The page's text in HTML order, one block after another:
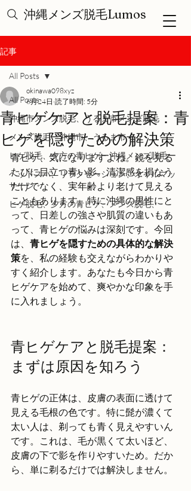
沖縄メンズ脱毛Lumos
記事
All Posts
沖縄市メンズ脱毛、うるま市メンズ脱毛
メンズ脱毛ー沖縄市、うるま市ー
ヒゲ脱毛、夕方の青ヒゲー沖縄メンズ脱毛ー
ヘッドスパ、リラクゼーション、オイルマッ
サージ
ヒゲ脱毛、夕方の青ヒゲ、メンズ脱毛、
All Posts
青ヒゲケアと脱毛提案：青
ヒゲを隠すための解決策
okinawa098xyz
6月24日 読了時間: 5分
青ヒゲ、気になりますよね。鏡を見る
たびに目立つ青い影。清潔感を損なう
だけでなく、実年齢より老けて見える
こともあります。特に沖縄の男性にと
って、日差しの強さや肌質の違いもあ
って、青ヒゲの悩みは深刻です。今回
は、 青ヒゲを隠すための具体的な解決
策を、私の経験も交えながらわかりや
すく紹介します。あなたも今日から青
ヒゲケアを始めて、爽やかな印象を手
に入れましょう。
青ヒゲケアと脱毛提案：
まずは原因を知ろう
青ヒゲの正体は、皮膚の表面に透けて
見える毛根の色です。特に髭が濃くて
太い人は、剃っても青く見えやすいん
です。これは、毛が黒くて太いほど、
皮膚の下で影を作りやすいため。だか
ら、単に剃るだけでは解決しません。